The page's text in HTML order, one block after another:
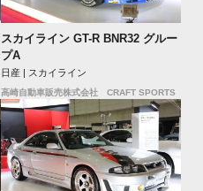
スカイライン GT-R BNR32 グルー
プA
日産 | スカイライン
高崎自動車販売株式会社 CRAFT SPORTS